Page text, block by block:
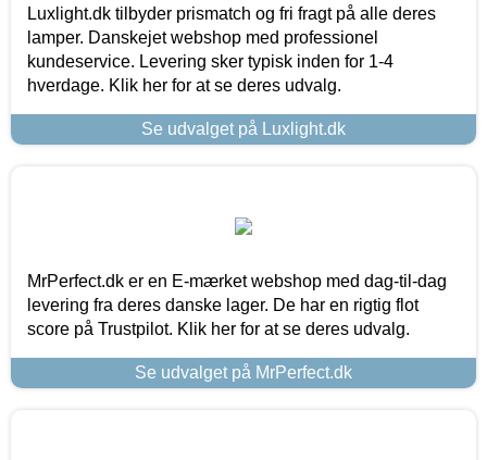
Luxlight.dk tilbyder prismatch og fri fragt på alle deres
lamper. Danskejet webshop med professionel
kundeservice. Levering sker typisk inden for 1-4
hverdage. Klik her for at se deres udvalg.
Se udvalget på Luxlight.dk
MrPerfect.dk er en E-mærket webshop med dag-til-dag
levering fra deres danske lager. De har en rigtig flot
score på Trustpilot. Klik her for at se deres udvalg.
Se udvalget på MrPerfect.dk